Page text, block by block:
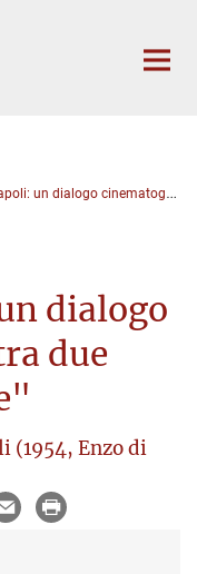
cinematografico tra due metropoli italiane"
dialogo
due
(1954, Enzo di